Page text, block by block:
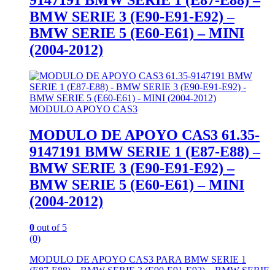
BMW SERIE 3 (E90-E91-E92) –
BMW SERIE 5 (E60-E61) – MINI
(2004-2012)
MODULO APOYO CAS3
MODULO DE APOYO CAS3 61.35-
9147191 BMW SERIE 1 (E87-E88) –
BMW SERIE 3 (E90-E91-E92) –
BMW SERIE 5 (E60-E61) – MINI
(2004-2012)
0 out of 5
(0)
MODULO DE APOYO CAS3 PARA BMW SERIE 1